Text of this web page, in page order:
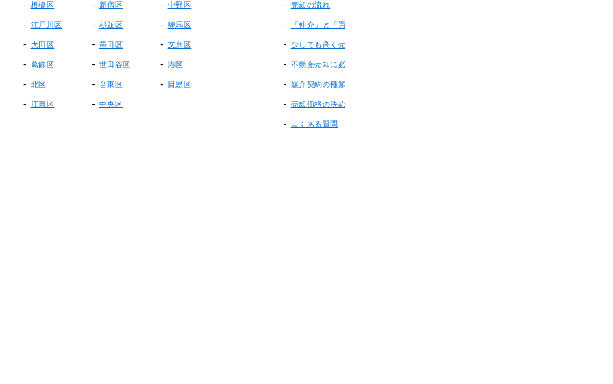
板橋区
江戸川区
大田区
葛飾区
北区
江東区
新宿区
杉並区
墨田区
世田谷区
台東区
中央区
中野区
練馬区
文京区
港区
目黒区
売却の流れ
「仲介」と「買取」の違い
少しでも高く売るポイント
不動産売却に必要な書類
媒介契約の種類
売却価格の決め方
よくある質問